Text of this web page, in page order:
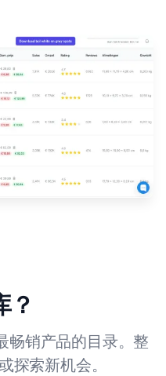
？
畅销产品的目录。整
探索新机会。